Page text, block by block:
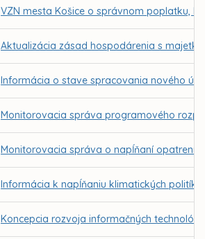
VZN mesta Košice o správnom poplatku,
Aktualizácia zásad hospodárenia s
Informácia o stave spracovania nového
Monitorovacia správa programového
Monitorovacia správa o napĺňaní opatrení
Informácia k napĺňaniu klimatických politík
Koncepcia rozvoja informačných